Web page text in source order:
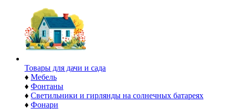
Товары для дачи и сада
♦ Мебель
♦ Фонтаны
♦ Светильники и гирлянды на солнечных батареях
♦ Фонари